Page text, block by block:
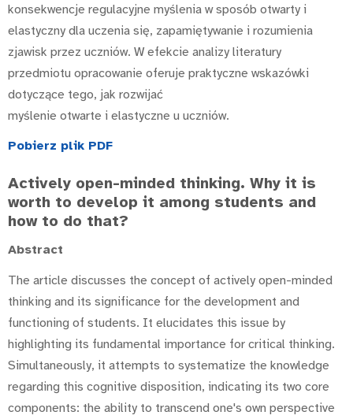
konsekwencje regulacyjne myślenia w sposób otwarty i
elastyczny dla uczenia się, zapamiętywanie i rozumienia
zjawisk przez uczniów. W efekcie analizy literatury
przedmiotu opracowanie oferuje praktyczne wskazówki
dotyczące tego, jak rozwijać
myślenie otwarte i elastyczne u uczniów.
Pobierz plik PDF
Actively open-minded thinking. Why it is
worth to develop it among students and
how to do that?
Abstract
The article discusses the concept of actively open-minded
thinking and its significance for the development and
functioning of students. It elucidates this issue by
highlighting its fundamental importance for critical thinking.
Simultaneously, it attempts to systematize the knowledge
regarding this cognitive disposition, indicating its two core
components: the ability to transcend one's own perspective